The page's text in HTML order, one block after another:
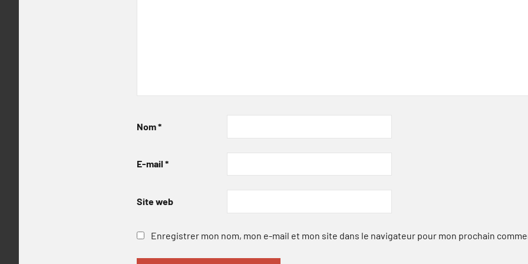
Nom*
E-mail *
Site web
Enregistrer mon nom, mon e-mail et mon site dans le navigateur pour mon prochain